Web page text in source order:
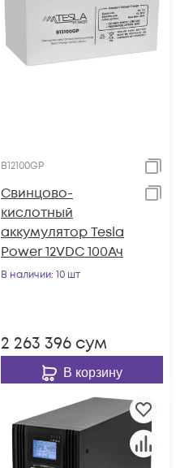
B12100GP
Свинцово-
кислотный
аккумулятор Tesla
Power 12VDC 100Ач
В наличии: 10 шт
2 263 396 сум
В корзину